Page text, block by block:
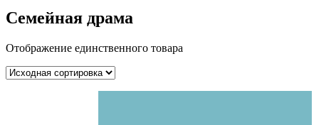
Семейная драма
Отображение единственного товара